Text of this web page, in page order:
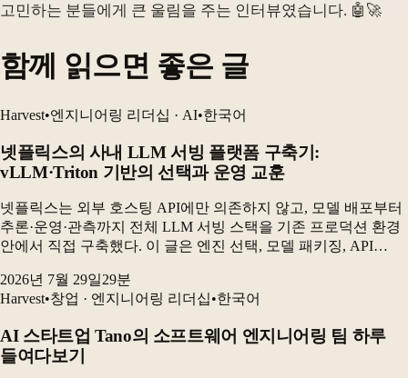
고민하는 분들에게 큰 울림을 주는 인터뷰였습니다. 🤖🚀
함께 읽으면 좋은 글
Harvest•엔지니어링 리더십 · AI•한국어
넷플릭스의 사내 LLM 서빙 플랫폼 구축기:
vLLM·Triton 기반의 선택과 운영 교훈
넷플릭스는 외부 호스팅 API에만 의존하지 않고, 모델 배포부터
추론·운영·관측까지 전체 LLM 서빙 스택을 기존 프로덕션 환경
안에서 직접 구축했다. 이 글은 엔진 선택, 모델 패키징, API
운영에서 드러난 문제를 설명한다. 최종...
2026년 7월 29일29분
Harvest•창업 · 엔지니어링 리더십•한국어
AI 스타트업 Tano의 소프트웨어 엔지니어링 팀 하루
들여다보기